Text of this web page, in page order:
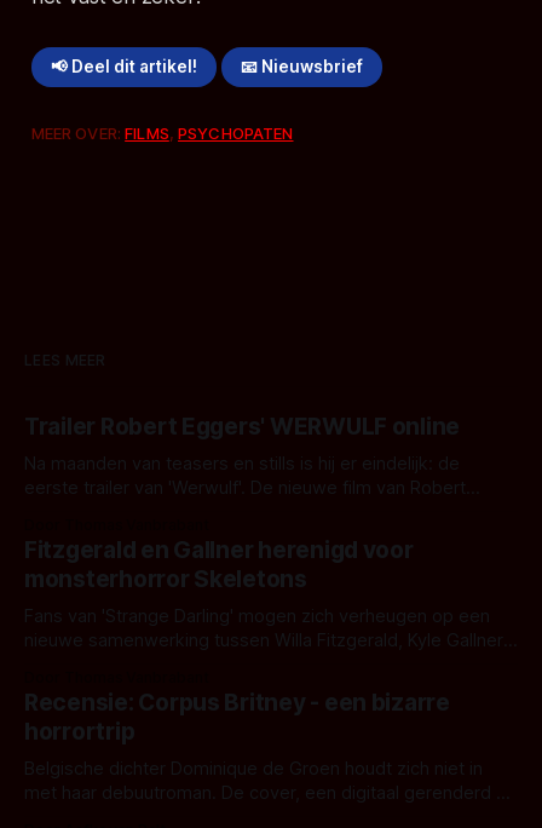
📢 Deel dit artikel! 📧 Nieuwsbrief
MEER OVER:FILMS,PSYCHOPATEN
LEES MEER
Trailer Robert Eggers' WERWULF online
Na maanden van teasers en stills is hij er eindelijk: de
eerste trailer van 'Werwulf'. De nieuwe film van Robert
kille stijl vol folklore en mythe. Het topic deze keer is (kon
het het al raden?)... de weerwolf. Kijk je mee?
Fitzgerald en Gallner herenigd voor
monsterhorror Skeletons
Fans van 'Strange Darling' mogen zich verheugen op een
nieuwe samenwerking tussen Willa Fitzgerald, Kyle Gallner
'Skeletons', een nieuwe creature feature waarvoor de
opnames zijn gestart in Australië.
Recensie: Corpus Britney - een bizarre
horrortrip
Belgische dichter Dominique de Groen houdt zich niet in
met haar debuutroman. De cover, een digitaal gerenderd en